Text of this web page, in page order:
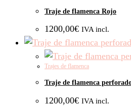
Traje de flamenca Rojo
1200,00€ IVA incl.
Trajes de flamenca
Traje de flamenca
1200,00€ IVA incl.